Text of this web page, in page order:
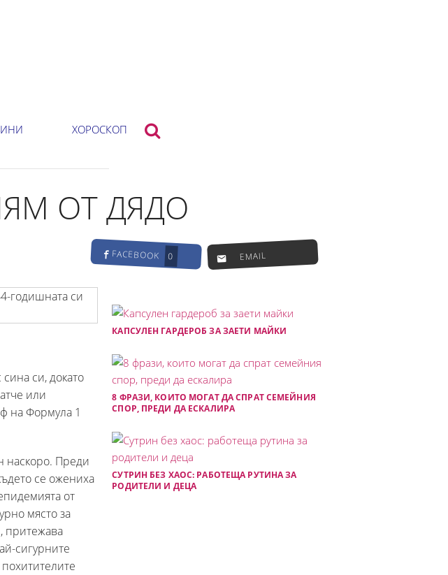
ХОРОСКОП
ОТ ДЯДО
FACEBOOK 0 EMAIL
си, докато
или
на Формула 1
наскоро. Преди
се ожениха
от
място за
притежава
сигурните
КАПСУЛЕН ГАРДЕРОБ ЗА ЗАЕТИ МАЙКИ
8 ФРАЗИ, КОИТО МОГАТ ДА СПРАТ СЕМЕЙНИЯ
СПОР, ПРЕДИ ДА ЕСКАЛИРА
СУТРИН БЕЗ ХАОС: РАБОТЕЩА РУТИНА ЗА
РОДИТЕЛИ И ДЕЦА